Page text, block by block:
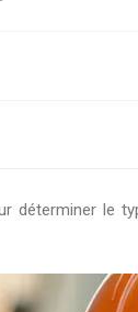
déterminer le